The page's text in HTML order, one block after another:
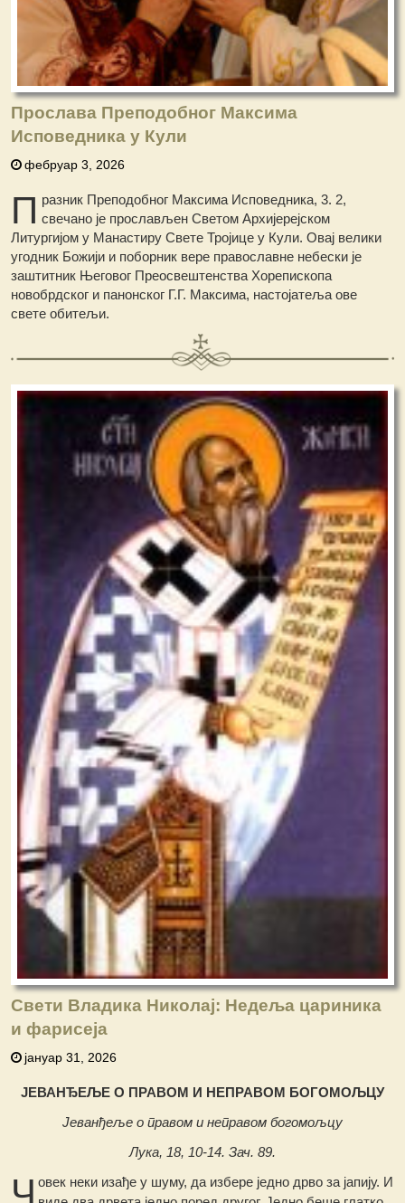
Прослава Преподобног Максима
Исповедника у Кули
фебруар 3, 2026
П разник Преподобног Максима Исповедника, 3. 2,
свечано је прослављен Светом Архијерејском
Литургијом у Манастиру Свете Тројице у Кули. Овај велики
угодник Божији и поборник вере православне небески је
заштитник Његовог Преосвештенства Хорепископа
новобрдског и панонског Г.Г. Максима, настојатеља ове
свете обитељи.
Свети Владика Николај: Недеља цариника
и фарисеја
јануар 31, 2026
ЈЕВАНЂЕЉЕ O ПРАВОМ И НЕПРАВОМ БОГОМОЉЦУ
Јеванђеље о правом и неправом богомољцу
Лука, 18, 10-14. Зач. 89.
Ч овек неки изађе у шуму, да избере једно дрво за јапију. И